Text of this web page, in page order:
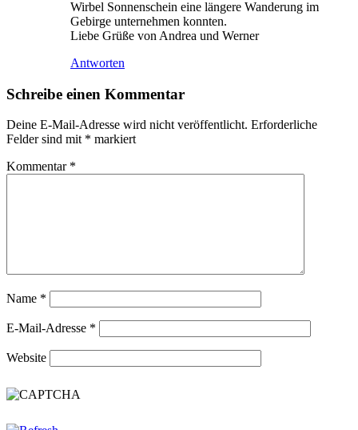
Wirbel Sonnenschein eine längere Wanderung im
Gebirge unternehmen konnten.
Liebe Grüße von Andrea und Werner
Antworten
Schreibe einen Kommentar
Deine E-Mail-Adresse wird nicht veröffentlicht. Erforderliche
Felder sind mit * markiert
Kommentar *
Name *
E-Mail-Adresse *
Website